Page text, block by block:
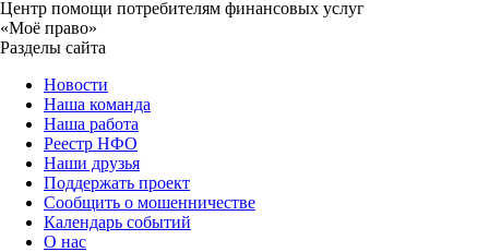
Центр помощи потребителям финансовых услуг
«Моё право»
Разделы сайта
Новости
Наша команда
Наша работа
Реестр НФО
Наши друзья
Поддержать проект
Сообщить о мошенничестве
Календарь событий
О нас